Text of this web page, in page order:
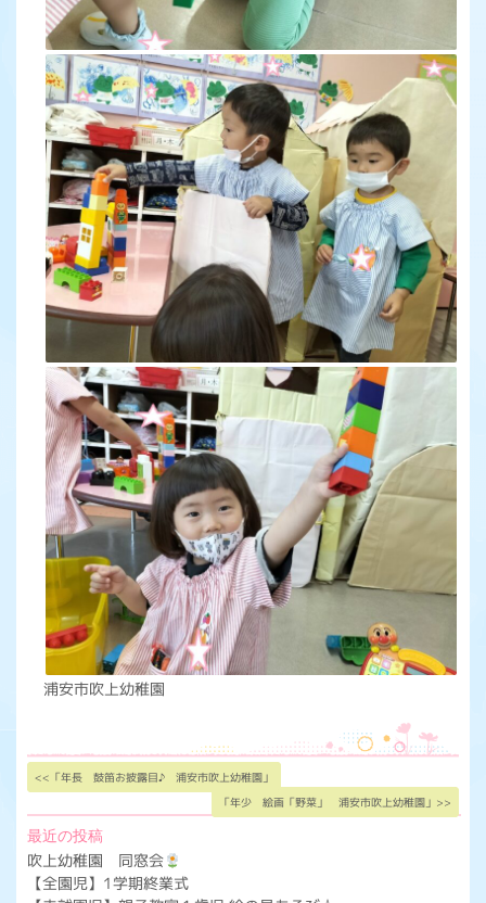
浦安市吹上幼稚園
<<「年長 鼓笛お披露目♪ 浦安市吹上幼稚園」
「年少 絵画「野菜」 浦安市吹上幼稚園」>>
最近の投稿
吹上幼稚園 同窓会
【全園児】1学期終業式